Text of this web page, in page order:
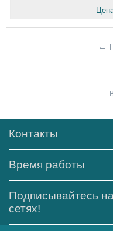
Контакты
Время работы
Подписывайтесь
сетях!